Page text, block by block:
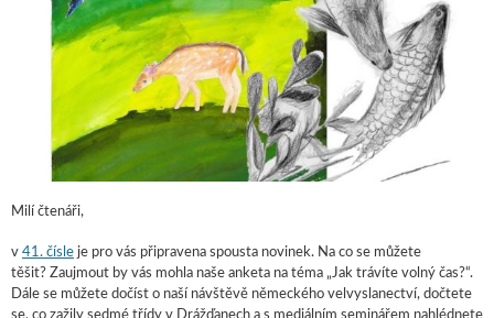
Milí čtenáři,
v 41. čísle je pro vás připravena spousta novinek. Na co se můžete
těšit? Zaujmout by vás mohla naše anketa na téma „Jak trávíte volný čas?“.
Dále se můžete dočíst o naší návštěvě německého velvyslanectví, dočtete
se, co zažily sedmé třídy v Drážďanech a s mediálním seminářem nahlédnete